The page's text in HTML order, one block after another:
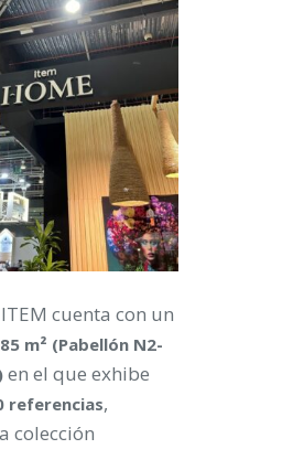
cuenta con un
m² (Pabellón N2-
en el que exhibe
referencias,
colección